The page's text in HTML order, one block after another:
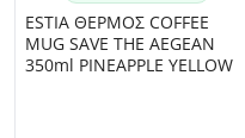
ESTIA ΘΕΡΜΟΣ COFFEE
MUG SAVE THE AEGEAN
350ml PINEAPPLE YELLOW